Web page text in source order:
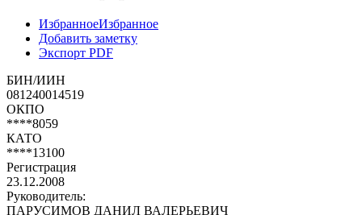
ИзбранноеИзбранное
Добавить заметку
Экспорт PDF
БИН/ИИН
081240014519
ОКПО
****8059
КАТО
****13100
Регистрация
23.12.2008
Руководитель:
ПАРУСИМОВ ДАНИЛ ВАЛЕРЬЕВИЧ